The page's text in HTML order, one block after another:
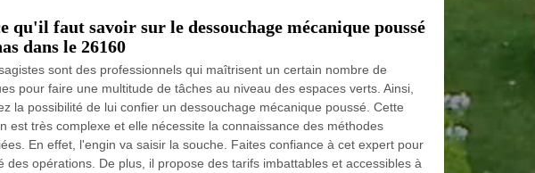
qu'il faut savoir sur le dessouchage mécanique poussé
dans le 26160
sont des professionnels qui maîtrisent un certain nombre de
pour faire une multitude de tâches au niveau des espaces verts. Ainsi,
la possibilité de lui confier un dessouchage mécanique poussé. Cette
est très complexe et elle nécessite la connaissance des méthodes
En effet, l'engin va saisir la souche. Faites confiance à cet expert pour
des opérations. De plus, il propose des tarifs imbattables et accessibles à